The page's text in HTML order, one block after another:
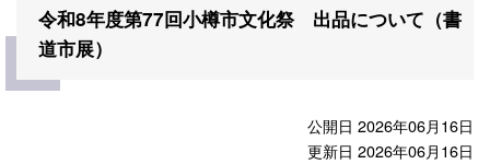
令和8年度第77回小樽市文化祭 出品について（書
道市展）
公開日 2026年06月16日
更新日 2026年06月16日